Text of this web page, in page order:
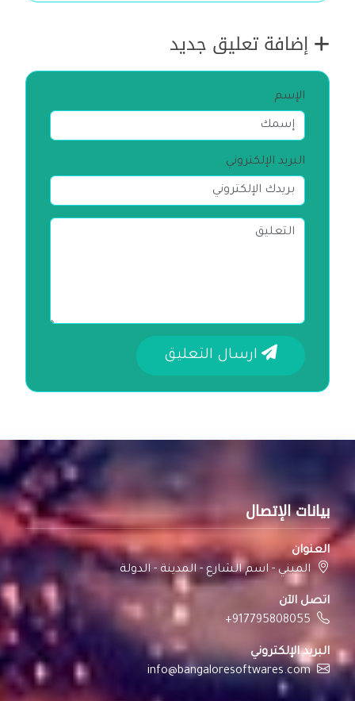
إضافة تعليق جديد
الإسم
البريد الإلكتروني
ارسال التعليق
بيانات الإتصال
العنوان
المبني - اسم الشارع - المدينة - الدولة
اتصل الآن
+917795808055
البريد الإلكتروني
info@bangaloresoftwares.com